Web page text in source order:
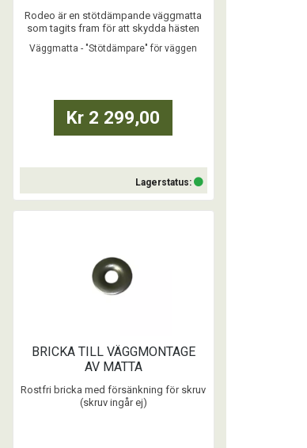
Rodeo är en stötdämpande väggmatta
som tagits fram för att skydda hästen
Väggmatta - "Stötdämpare" för väggen
Kr 2 299,00
Lagerstatus:
BRICKA TILL VÄGGMONTAGE
AV MATTA
Rostfri bricka med försänkning för skruv
(skruv ingår ej)